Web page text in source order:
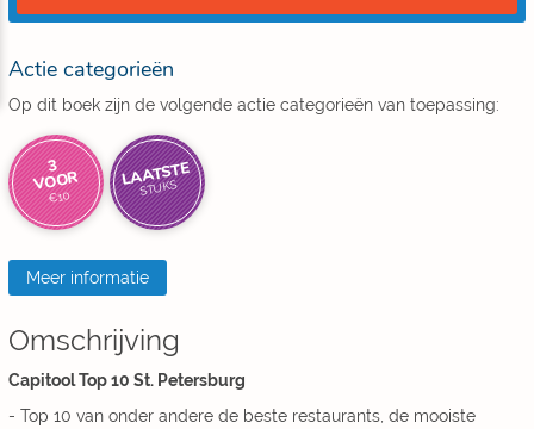
Actie categorieën
Op dit boek zijn de volgende actie categorieën van toepassing:
3
VOOR
€10
LAATSTE
STUKS
Meer informatie
Omschrijving
Capitool Top 10 St. Petersburg
- Top 10 van onder andere de beste restaurants, de mooiste